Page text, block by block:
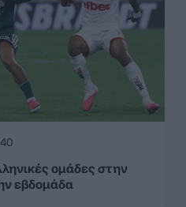
ομάδες στην
εβδομάδα